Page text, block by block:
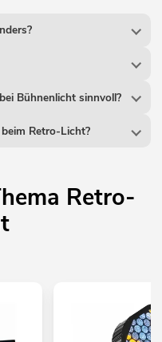
Bühnenlicht sinnvoll?
Retro-Licht?
Retro-